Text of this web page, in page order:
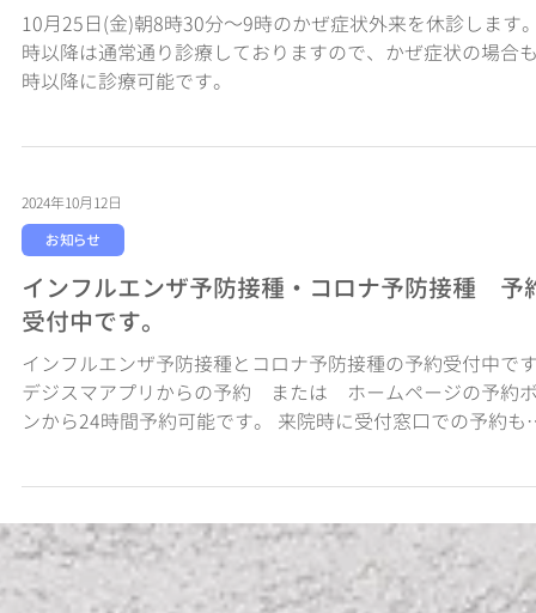
栄養相談が始まります。
さいたま市桜区中島・南与野駅最寄りの『いろどり内科ク
ック』です。 当院では糖尿病、高血圧、脂質異常症、高尿
行います。 身長、体重や普段の生活でのカロリー消費量を
2024年10月24日
お知らせ
10月25日朝の『かぜ症状外来』は休診します。
10月25日(金)朝8時30分～9時のかぜ症状外来を休診します
時以降は通常通り診療しておりますので、かぜ症状の場合
時以降に診療可能です。
2024年10月12日